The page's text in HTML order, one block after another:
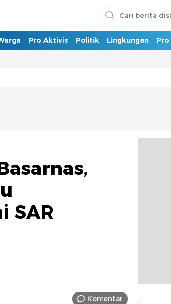
Pro Aktivis Politik Lingkungan Pro
SAR
Komentar